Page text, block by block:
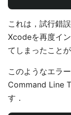
これは，試行錯
Xcodeを再度イ
てしまったこと
このようなエラ
Command Line
す．